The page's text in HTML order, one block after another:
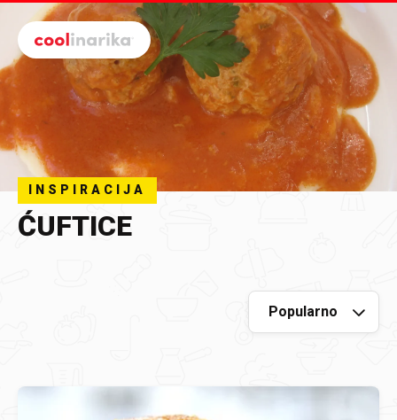
Preskoči na glavni sadržaj
INSPIRACIJA
ĆUFTICE